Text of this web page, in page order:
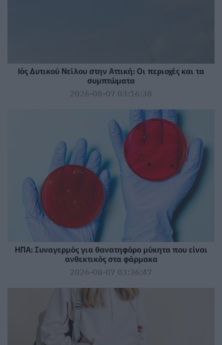
Ιός Δυτικού Νείλου στην Αττική: Οι περιοχές και τα
συμπτώματα
2026-08-07 03:16:38
ΗΠΑ: Συναγερμός για θανατηφόρο μύκητα που είναι
ανθεκτικός στα φάρμακα
2026-08-07 03:36:47